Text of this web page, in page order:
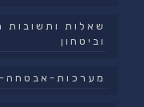
שאלות ותשובות
וביטחון
מערכות-